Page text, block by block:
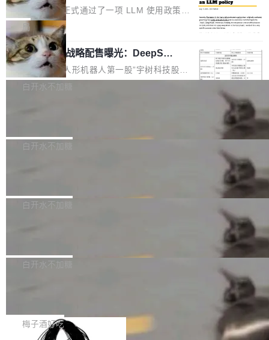
等内容展开系统讲解和实战交流，帮助企业进一
步了解开源鸿蒙在智能...
据：2025 年全年 10 亿次 commit。现在，每周
2.75 亿次，全年预计 140 亿次。GitHub...
上，Prime Agent + Opus 5 的组合达到了 95.
5% RHAE Best@1，超过了 ARC 报告的人类专
家基线 95.4%。 不是又一个 coding agent 包装
器 Prime Agent 的架构和市面上大多数 coding
agent 有本质区别。大多数 agent harness 的设
计是基于早期模型的能力—...
止，但你要承认哪些代码不是你写的
Rust 语言项目正式通过了一项 LLM 使用政策，
覆盖 rust-lang/rust 单一仓库的代码贡献。这不
是项目级别的官方立场，目前由五个团队采纳，
但它可能是主流开源项目中关于 AI 辅助贡献最
细致的一份规则。 政策的核心只有一句话：LLM
可以用来分析、提炼、审阅、建议，但不能用来
不得生成涉及安全性的关键变更，除非作者本身
局
宇树科技 IPO 战略配售曝光：DeepSe
ek 获配 93.3 万股，锁定 36 个月
8月6日晚间，“人形机器人第一股”宇树科技股份
有限公司披露IPO发行价格及战略配售结果，杭
36个月。 公告显示，本次宇树科技战略配售对
员工参与设立的专项资产管理计划。其中，Dee
获配9...
白开水不加糖
Bug fixes and enhancements 修复多次传递同
一个回归问题，该问题导致拉取镜像时会拒绝包
题，该问题可能导致在旧版 Linux 内核...
白开水不加糖
e 孵化器项目管理委员会（IPMC）投票中获得
P）！这一里程碑不仅标志着 Fluss 迈入新的发
白开水不加糖
长期停止内容更新，未能实现其作为“AI版维基百
提交的编辑请求也长期处于待处理状态。 Groki
pedia 于去年底上线，定位为由人工智能生成内
白开水不加糖
是这样的：配 MessageSource 的 Bean、写 R
eloadableResourceBundleMessageSource、
梅子酒好吃